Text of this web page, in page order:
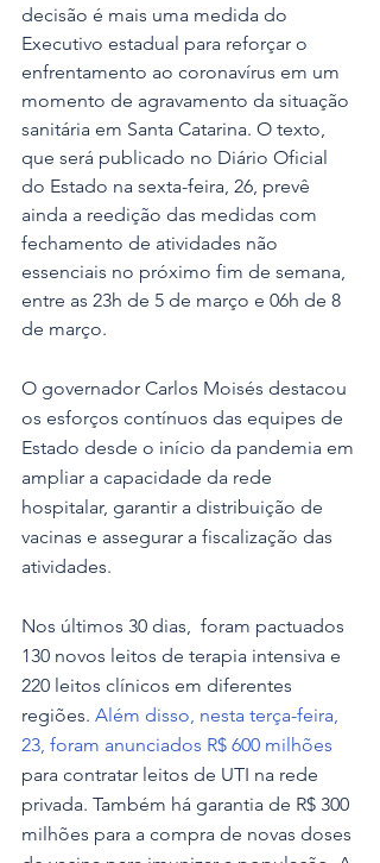
decisão é mais uma medida do
Executivo estadual para reforçar o
enfrentamento ao coronavírus em um
momento de agravamento da situação
sanitária em Santa Catarina. O texto,
que será publicado no Diário Oficial
do Estado na sexta-feira, 26, prevê
ainda a reedição das medidas com
fechamento de atividades não
essenciais no próximo fim de semana,
entre as 23h de 5 de março e 06h de 8
de março.
O governador Carlos Moisés destacou
os esforços contínuos das equipes de
Estado desde o início da pandemia em
ampliar a capacidade da rede
hospitalar, garantir a distribuição de
vacinas e assegurar a fiscalização das
atividades.
Nos últimos 30 dias,  foram pactuados
130 novos leitos de terapia intensiva e
220 leitos clínicos em diferentes
regiões. Além disso, nesta terça-feira,
23, foram anunciados R$ 600 milhões
para contratar leitos de UTI na rede
privada. Também há garantia de R$ 300
milhões para a compra de novas doses